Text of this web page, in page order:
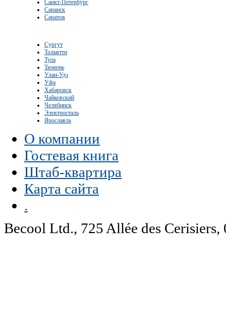
Санкт-Петербург
Саранск
Саратов
Сургут
Тольятти
Тула
Тюмень
Улан-Удэ
Уфа
Хабаровск
Чайковский
Челябинск
Электросталь
Ярославль
О компании
Гостевая книга
Штаб-квартира
Карта сайта
.
Becool Ltd., 725 Allée des